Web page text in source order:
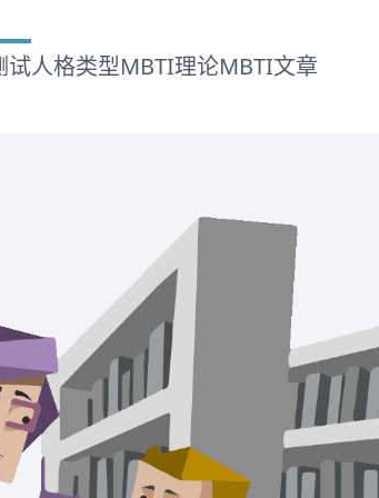
试人格类型MBTI理论MBTI文章